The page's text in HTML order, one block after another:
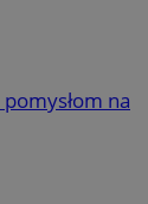
na